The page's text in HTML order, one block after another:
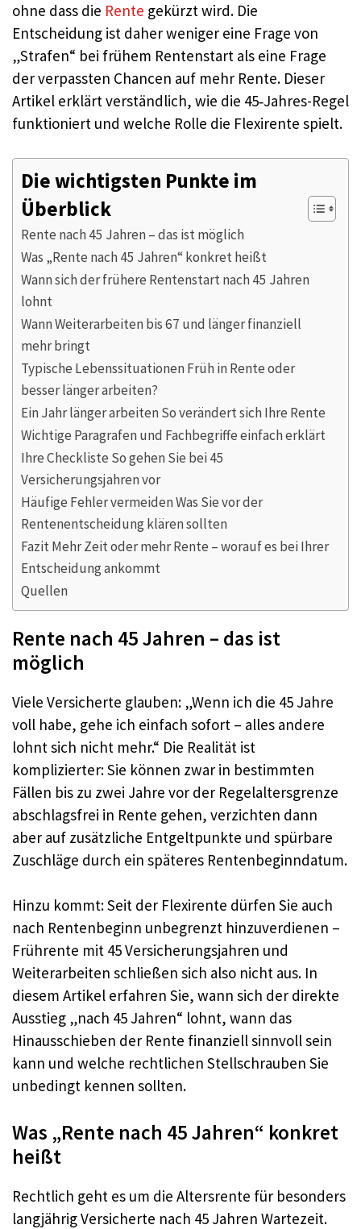
ohne dass die Rente gekürzt wird. Die
Entscheidung ist daher weniger eine Frage von
„Strafen“ bei frühem Rentenstart als eine Frage
der verpassten Chancen auf mehr Rente. Dieser
Artikel erklärt verständlich, wie die 45‑Jahres-Regel
funktioniert und welche Rolle die Flexirente spielt.
Die wichtigsten Punkte im
Überblick
Rente nach 45 Jahren – das ist möglich
Was „Rente nach 45 Jahren“ konkret heißt
Wann sich der frühere Rentenstart nach 45 Jahren
lohnt
Wann Weiterarbeiten bis 67 und länger finanziell
mehr bringt
Typische Lebenssituationen Früh in Rente oder
besser länger arbeiten?
Ein Jahr länger arbeiten So verändert sich Ihre Rente
Wichtige Paragrafen und Fachbegriffe einfach erklärt
Ihre Checkliste So gehen Sie bei 45
Versicherungsjahren vor
Häufige Fehler vermeiden Was Sie vor der
Rentenentscheidung klären sollten
Fazit Mehr Zeit oder mehr Rente – worauf es bei Ihrer
Entscheidung ankommt
Quellen
Rente nach 45 Jahren – das ist
möglich
Viele Versicherte glauben: „Wenn ich die 45 Jahre
voll habe, gehe ich einfach sofort – alles andere
lohnt sich nicht mehr.“ Die Realität ist
komplizierter: Sie können zwar in bestimmten
Fällen bis zu zwei Jahre vor der Regelaltersgrenze
abschlagsfrei in Rente gehen, verzichten dann
aber auf zusätzliche Entgeltpunkte und spürbare
Zuschläge durch ein späteres Rentenbeginndatum.
Hinzu kommt: Seit der Flexirente dürfen Sie auch
nach Rentenbeginn unbegrenzt hinzuverdienen –
Frührente mit 45 Versicherungsjahren und
Weiterarbeiten schließen sich also nicht aus. In
diesem Artikel erfahren Sie, wann sich der direkte
Ausstieg „nach 45 Jahren“ lohnt, wann das
Hinausschieben der Rente finanziell sinnvoll sein
kann und welche rechtlichen Stellschrauben Sie
unbedingt kennen sollten.
Was „Rente nach 45 Jahren“ konkret
heißt
Rechtlich geht es um die Altersrente für besonders
langjährig Versicherte nach 45 Jahren Wartezeit.